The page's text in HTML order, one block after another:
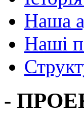
Наша
Наші
-